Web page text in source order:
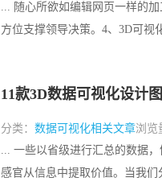
... 随心所欲如编辑网页一样的
方位支撑领导决策。4、3D可视
11款3D数据可视化设计
分类： 数据可视化相关文章浏览
... 一些以省级进行汇总的数据
感官从信息中提取价值。当我